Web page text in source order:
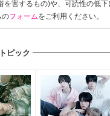
を害するもの)や、可読性の低
のフォームをご利用ください。
ピック